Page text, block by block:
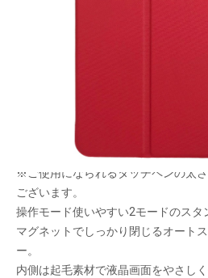
ApplePencilも挿せるペンホルダー付
※ご使用になられるタッチペンの太
ございます。
操作モード使いやすい2モードのスタ
マグネットでしっかり閉じるオート
ー。
内側は起毛素材で液晶画面をやさしく